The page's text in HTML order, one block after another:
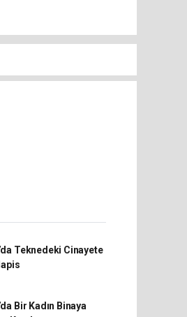
Teknedeki Cinayete
Bir Kadın Binaya